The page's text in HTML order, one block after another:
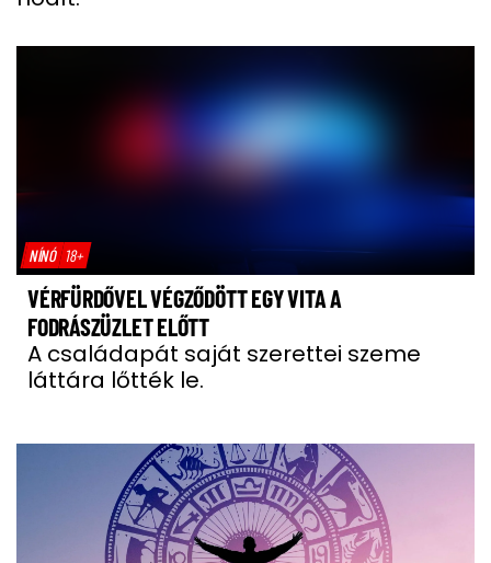
NÍNÓ 18+
VÉRFÜRDŐVEL VÉGZŐDÖTT EGY VITA A
FODRÁSZÜZLET ELŐTT
A családapát saját szerettei szeme
láttára lőtték le.